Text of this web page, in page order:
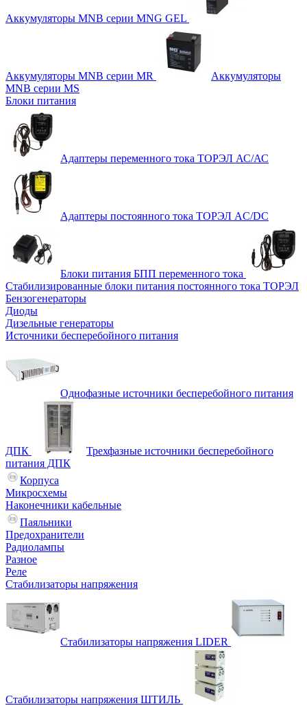
Аккумуляторы MNB серии MNG GEL
Аккумуляторы MNB серии MR
Аккумуляторы
MNB серии MS
Блоки питания
Адаптеры переменного тока ТОРЭЛ АС/АС
Адаптеры постоянного тока ТОРЭЛ AC/DC
Блоки питания БПП переменного тока
Стабилизированные блоки питания постоянного тока ТОРЭЛ
Бензогенераторы
Диоды
Дизельные генераторы
Источники бесперебойного питания
Однофазные источники бесперебойного питания
ДПК
Трехфазные источники бесперебойного
питания ДПК
Корпуса
Микросхемы
Наконечники кабельные
Паяльники
Предохранители
Радиолампы
Разное
Реле
Стабилизаторы напряжения
Стабилизаторы напряжения LIDER
Стабилизаторы напряжения ШТИЛЬ